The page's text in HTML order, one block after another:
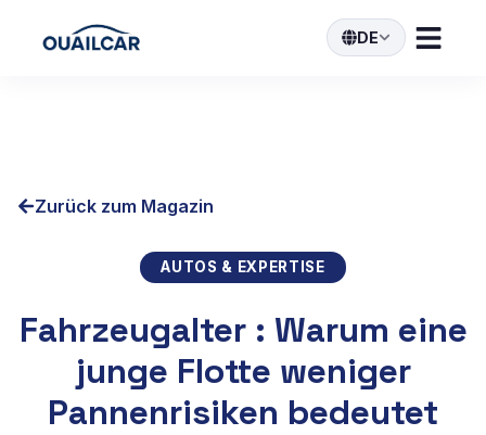
DE
Zurück zum Magazin
AUTOS & EXPERTISE
Fahrzeugalter : Warum eine
junge Flotte weniger
Pannenrisiken bedeutet